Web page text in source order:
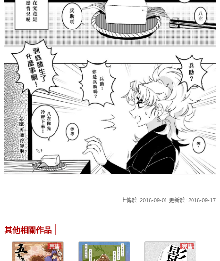
上傳於: 2016-09-01 更新於: 2016-09-17
其他相關作品